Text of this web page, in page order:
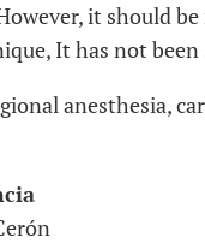
it should
It has not
anesthesia,